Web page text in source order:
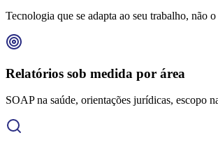
Tecnologia que se adapta ao seu trabalho, não
Relatórios sob medida por área
SOAP na saúde, orientações jurídicas, escopo